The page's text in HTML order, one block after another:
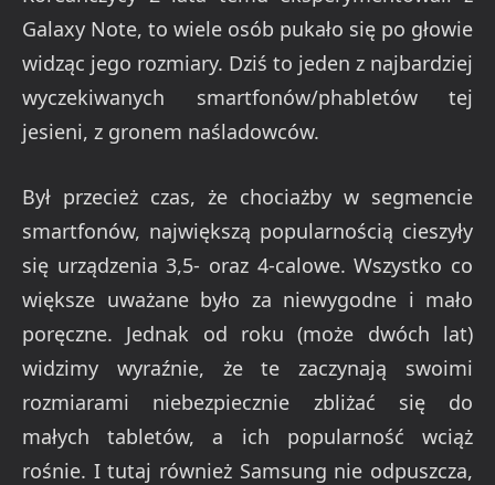
Galaxy Note, to wiele osób pukało się po głowie
widząc jego rozmiary. Dziś to jeden z najbardziej
wyczekiwanych smartfonów/phabletów tej
jesieni, z gronem naśladowców.
Był przecież czas, że chociażby w segmencie
smartfonów, największą popularnością cieszyły
się urządzenia 3,5- oraz 4-calowe. Wszystko co
większe uważane było za niewygodne i mało
poręczne. Jednak od roku (może dwóch lat)
widzimy wyraźnie, że te zaczynają swoimi
rozmiarami niebezpiecznie zbliżać się do
małych tabletów, a ich popularność wciąż
rośnie. I tutaj również Samsung nie odpuszcza,